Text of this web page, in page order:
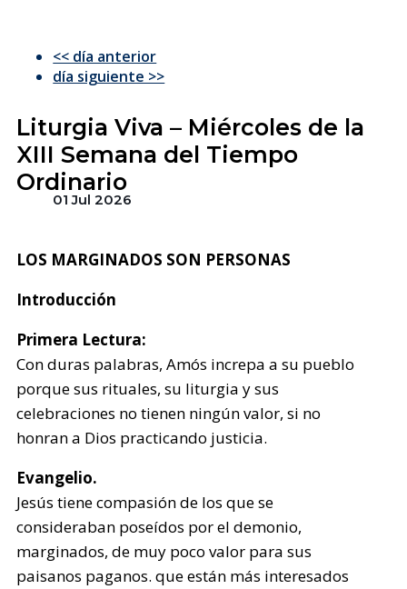
<< día anterior
día siguiente >>
Liturgia Viva – Miércoles de la
XIII Semana del Tiempo
Ordinario
01 Jul 2026
LOS MARGINADOS SON PERSONAS
Introducción
Primera Lectura:
Con duras palabras, Amós increpa a su pueblo
porque sus rituales, su liturgia y sus
celebraciones no tienen ningún valor, si no
honran a Dios practicando justicia.
Evangelio.
Jesús tiene compasión de los que se
consideraban poseídos por el demonio,
marginados, de muy poco valor para sus
paisanos paganos. que están más interesados